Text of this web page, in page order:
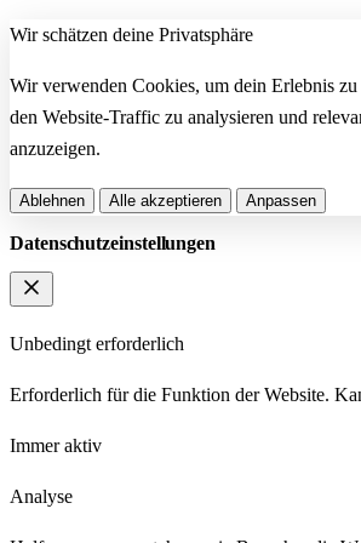
Wir schätzen deine Privatsphäre
Wir verwenden Cookies, um dein Erlebnis zu
den Website-Traffic zu analysieren und
anzuzeigen.
Ablehnen Alle akzeptieren Anpassen
Datenschutzeinstellungen
Unbedingt erforderlich
Erforderlich für die Funktion der Website.
Immer aktiv
Analyse